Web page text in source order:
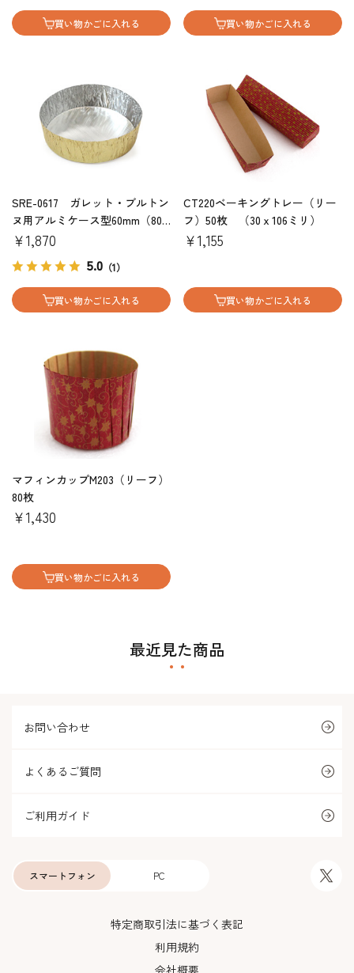
買い物かごに入れる 買い物かごに入れる
SRE-0617 ガレット・ブルトン
ヌ用アルミケース型60mm（80
枚）Y000581
￥1,870
5.0 （1）
買い物かごに入れる
CT220ベーキングトレー（リー
フ）50枚 （30ｘ106ミリ）
￥1,155
買い物かごに入れる
マフィンカップM203（リーフ）
80枚
￥1,430
買い物かごに入れる
最近見た商品
お問い合わせ
よくあるご質問
ご利用ガイド
PC
スマートフォン
特定商取引法に基づく表記
利用規約
会社概要